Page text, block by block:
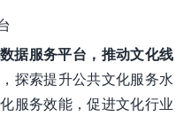
据服务平台，推动文化线
探索提升公共文化服务水
服务效能，促进文化行业